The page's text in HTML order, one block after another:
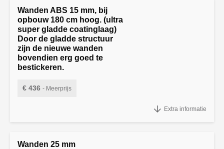
Wanden ABS 15 mm, bij
opbouw 180 cm hoog. (ultra
super gladde coatinglaag)
Door de gladde structuur
zijn de nieuwe wanden
bovendien erg goed te
bestickeren.
€ 436 - Meerprijs
Extra informatie
Wanden 25 mm